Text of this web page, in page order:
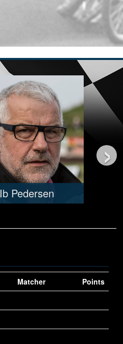
Ib Pedersen
›
Matcher
Points